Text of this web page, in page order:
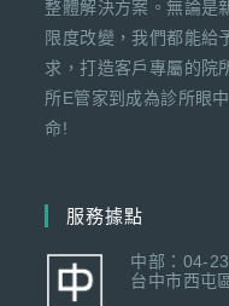
整體解決方案。無論是
限度改變，我們都能給
求，打造客戶專屬的院
所E管家到成為診所眼
命!
服務據點
中部：04-
台中市西屯